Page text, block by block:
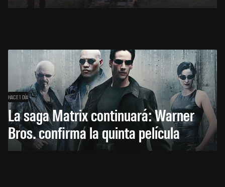
HACE 1 DÍA
La saga Matrix continuará: Warner
Bros. confirma la quinta película